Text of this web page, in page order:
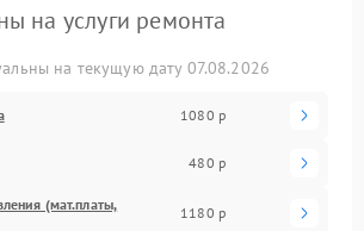
на услуги ремонта
на текущую дату 07.08.2026
1080 р
480 р
(мат.платы,
1180 р